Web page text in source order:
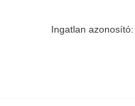
Ingatlan azonosító: